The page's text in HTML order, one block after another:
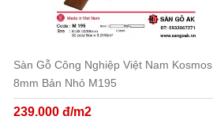
Sàn Gỗ Công Nghiệp Việt Nam Kosmos
8mm Bản Nhỏ M195
239.000 đ/m2